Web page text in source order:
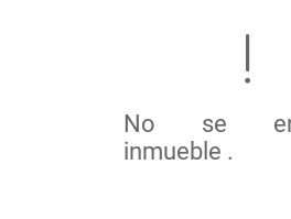
No se
inmueble .